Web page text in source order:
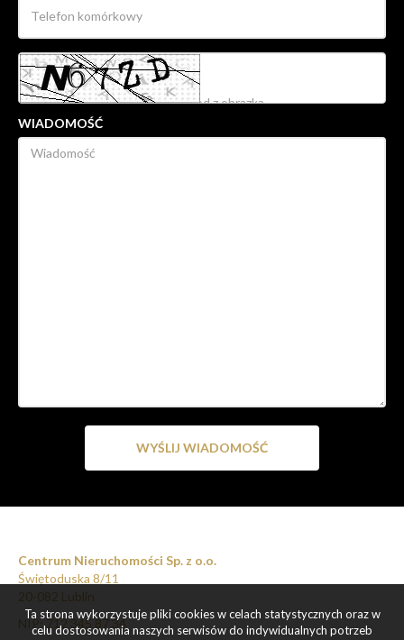
WIADOMOŚĆ
Centrum Nieruchomości Sp. z o.o.
Świętoduska 8/11
20-082 Lublin
NIP: 712 345 87 34
Ta strona wykorzystuje pliki cookies w celach statystycznych oraz w
celu dostosowania naszych serwisów do indywidualnych potrzeb